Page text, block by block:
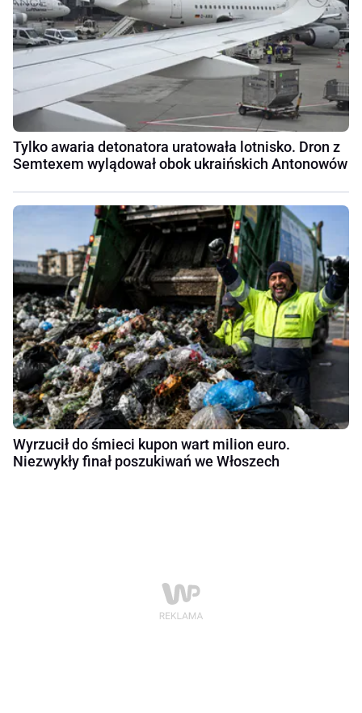
Tylko awaria detonatora uratowała lotnisko. Dron z
Semtexem wylądował obok ukraińskich Antonowów
Wyrzucił do śmieci kupon wart milion euro.
Niezwykły finał poszukiwań we Włoszech